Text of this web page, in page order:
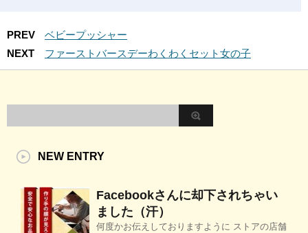
PREV
ベビープッシャー
NEXT
ファーストバースデーわくわくセット女の子
NEW ENTRY
Facebookさんに却下されちゃい
ました（汗）
何度かお伝えしておりますように ストアの店舗